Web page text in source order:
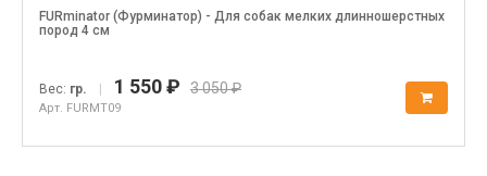
FURminator (Фурминатор) - Для собак мелких длинношерстных
пород 4 см
Вес: гр. | 1 550 ₽ 3 050 ₽
Арт. FURMT09